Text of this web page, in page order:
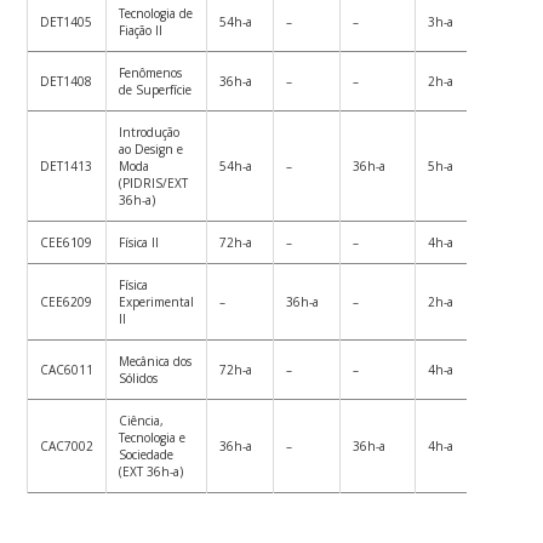
DET1405
Tecnologia de
Fiação II
54h-a – – 3h-a
DET1408
Fenômenos
de Superfície
36h-a – – 2h-a
DET1413
Introdução
ao Design e
Moda
(PIDRIS/EXT
36h-a)
54h-a – 36h-a 5h-a
CEE6109 Física II 72h-a – – 4h-a
CEE6209
Física
Experimental
II
– 36h-a – 2h-a
CAC6011
Mecânica dos
Sólidos
72h-a – – 4h-a
CAC7002
Ciência,
Tecnologia e
Sociedade
(EXT 36h-a)
36h-a – 36h-a 4h-a